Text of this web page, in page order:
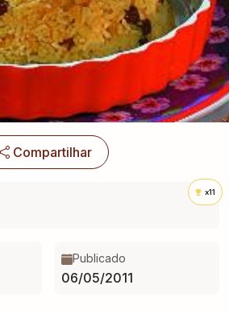
Compartilhar
x11
Publicado
06/05/2011